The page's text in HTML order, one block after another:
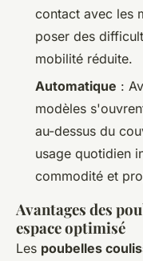
contact avec les
poser des
mobilité réduite.
Automatique :
modèles
au-dessus du
usage quotidien
commodité et
Avantages des
espace optimisé
Les poubelles